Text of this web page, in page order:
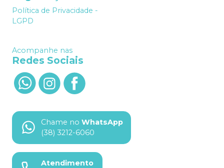
Política de Privacidade -
LGPD
Acompanhe nas
Redes Sociais
Chame no WhatsApp
(38) 3212-6060
Atendimento